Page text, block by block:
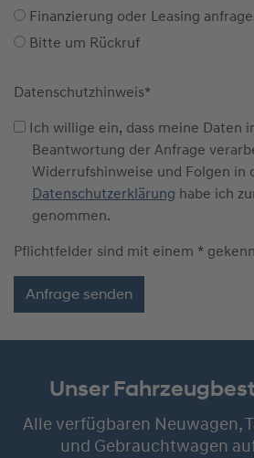
Finanzierung oder Leasing
Bitte um Rückruf
Datenschutzhinweis*
Beantwortung der Anfrage
Widerrufshinweise und Folgen in
Datenschutzerklärung habe ich
genommen.
Pflichtfelder sind mit einem *
Unser
Alle verfügbaren Neuwagen,
und Gebrauchtwagen